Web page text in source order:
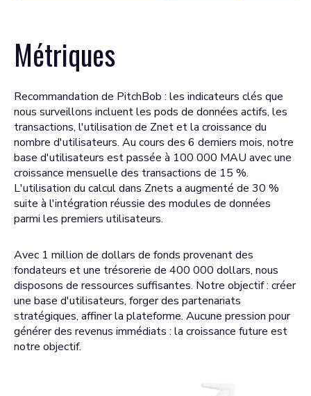
Métriques
Recommandation de PitchBob : les indicateurs clés que
nous surveillons incluent les pods de données actifs, les
transactions, l'utilisation de Znet et la croissance du
nombre d'utilisateurs. Au cours des 6 derniers mois, notre
base d'utilisateurs est passée à 100 000 MAU avec une
croissance mensuelle des transactions de 15 %.
L'utilisation du calcul dans Znets a augmenté de 30 %
suite à l'intégration réussie des modules de données
parmi les premiers utilisateurs.
Avec 1 million de dollars de fonds provenant des
fondateurs et une trésorerie de 400 000 dollars, nous
disposons de ressources suffisantes. Notre objectif : créer
une base d'utilisateurs, forger des partenariats
stratégiques, affiner la plateforme. Aucune pression pour
générer des revenus immédiats : la croissance future est
notre objectif.